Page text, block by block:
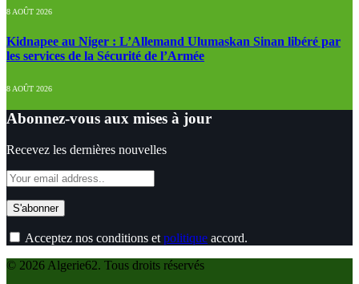
8 AOÛT 2026
Kidnapee au Niger : L’Allemand Ulumaskan Sinan libéré par
les services de la Sécurité de l’Armée
8 AOÛT 2026
Abonnez-vous aux mises à jour
Recevez les dernières nouvelles
Acceptez nos conditions et politique accord.
© 2026 Algerie62. Tous droits réservés